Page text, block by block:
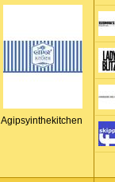
Agipsyinthekitchen